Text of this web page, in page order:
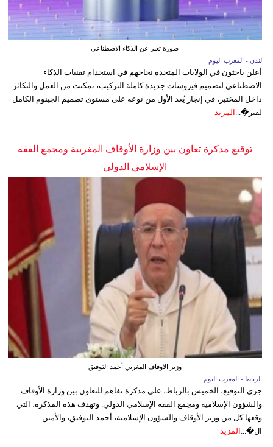
صورة تعبر عن الذكاء الاصطناعي
لندن - المغرب اليوم
أعلن باحثون في الولايات المتحدة نجاحهم في استخدام تقنيات الذكاء
الاصطناعي لتصميم فيروسات جديدة كاملة التركيب، تمكنت من العمل والتكاثر
داخل المختبر، في إنجاز يُعد الأول من نوعه على مستوى تصميم الجينوم الكامل
لفير�...
المزيد
توقيع مذكرة تعاون بين وزارة الأوقاف المغربية ومجمع الفقه
الإسلامي الدولي
وزير الاوقاف المغربي أحمد التوفيق
الرباط - المغرب اليوم
جرى التوقيع، الخميس بالرباط، على مذكرة تفاهم للتعاون بين وزارة الأوقاف
والشؤون الإسلامية ومجمع الفقه الإسلامي الدولي. وتهدف هذه المذكرة، التي
وقعها كل من وزير الأوقاف والشؤون الإسلامية، أحمد التوفيق، والأمين
ال�... المزيد